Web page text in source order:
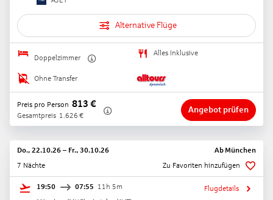
Alternative Flüge
Doppelzimmer
Alles Inklusive
Ohne Transfer
Preis pro Person 813 €
Gesamtpreis 1.626 €
Angebot prüfen
Do., 22.10.26 – Fr., 30.10.26 Ab München
7 Nächte
Zu Favoriten hinzufügen
19:50 07:55 11h 5m
Flugdetails